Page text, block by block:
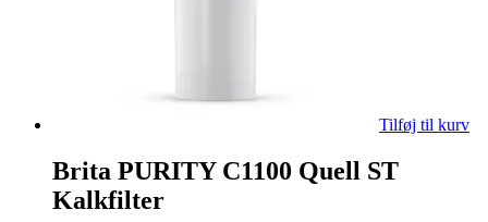
Tilføj til kurv
Brita PURITY C1100 Quell ST
Kalkfilter